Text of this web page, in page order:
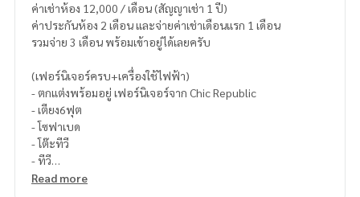
ค่าเช่าห้อง 12,000 / เดือน (สัญญาเช่า 1 ปี)
ค่าประกันห้อง 2 เดือน และจ่ายค่าเช่าเดือนแรก 1 เดือน
รวมจ่าย 3 เดือน พร้อมเข้าอยู่ได้เลยครับ
(เฟอร์นิเจอร์ครบ+เครื่องใช้ไฟฟ้า)
- ตกแต่งพร้อมอยู่ เฟอร์นิเจอร์จาก Chic Republic
- เตียง6ฟุต
- โซฟาเบด
- โต๊ะทีวี
- ทีวี
- ตู้เก็บของบิ้วอิน
Read more